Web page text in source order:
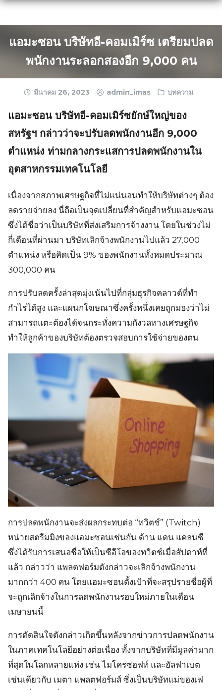
Skip
แอมะซอน บริษัทอี-คอมเมิร์ซ เตรียมปลด
พนักงานระลอกสองอีก 9,000 คน
มีนาคม 26, 2023 admin_imas บทความ
แอมะซอน บริษัทอี-คอมเมิร์ซยักษ์ใหญ่ของ
สหรัฐฯ กล่าวว่าจะปรับลดพนักงานอีก 9,000
ตำแหน่ง ท่ามกลางกระแสการปลดพนักงานใน
อุตสาหกรรมเทคโนโลยี
เนื่องจากสภาพเศรษฐกิจที่ไม่แน่นอนทำให้บริษัทต่างๆ ต้อง
ลดรายจ่ายลง นี่ถือเป็นจุดเปลี่ยนที่สำคัญสำหรับแอมะซอน
ซึ่งได้ชื่อว่าเป็นบริษัทที่ส่งเสริมการจ้างงาน โดยในช่วงไม่
กี่เดือนที่ผ่านมา บริษัทเลิกจ้างพนักงานไปแล้ว 27,000
ตำแหน่ง หรือคิดเป็น 9% ของพนักงานทั้งหมดประมาณ
300,000 คน
การปรับลดครั้งล่าสุดมุ่งเน้นไปที่กลุ่มธุรกิจคลาวด์ที่ทำ
กำไรได้สูง และแผนกโฆษณาซึ่งครั้งหนึ่งเคยถูกมองว่าไม่
สามารถแตะต้องได้จนกระทั่งความกังวลทางเศรษฐกิจ
ทำให้ลูกค้าของบริษัทต้องตรวจสอบการใช้จ่ายของตน
การปลดพนักงานจะส่งผลกระทบต่อ “ทวิตช์” (Twitch)
หน่วยสตรีมมิงของแอมะซอนเช่นกัน ด้าน แดน แคลนซี
ซึ่งได้รับการเสนอชื่อให้เป็นซีอีโอของทวิตช์เมื่อสัปดาห์ที่
แล้ว กล่าวว่า แพลตฟอร์มดังกล่าวจะเลิกจ้างพนักงาน
มากกว่า 400 คน โดยแอมะซอนตั้งเป้าที่จะสรุปรายชื่อผู้ที่
จะถูกเลิกจ้างในการลดพนักงานรอบใหม่ภายในเดือน
เมษายนนี้
การตัดสินใจดังกล่าวเกิดขึ้นหลังจากข่าวการปลดพนักงาน
ในภาคเทคโนโลยีอย่างต่อเนื่อง ทั้งจากบริษัทที่มีมูลค่ามาก
ที่สุดในโลกหลายแห่ง เช่น ไมโครซอฟท์ และอัลฟาเบต
เช่นเดียวกับ เมตา แพลตฟอร์มส์ ซึ่งเป็นบริษัทแม่ของเฟ